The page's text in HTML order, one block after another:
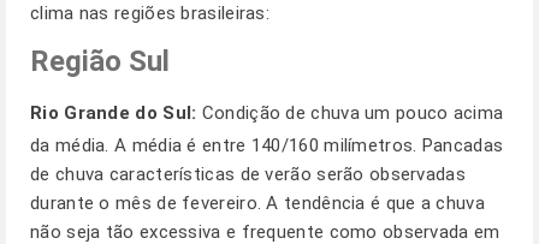
clima nas regiões brasileiras:
Região Sul
Rio Grande do Sul: Condição de chuva um pouco acima
da média. A média é entre 140/160 milímetros. Pancadas
de chuva características de verão serão observadas
durante o mês de fevereiro. A tendência é que a chuva
não seja tão excessiva e frequente como observada em